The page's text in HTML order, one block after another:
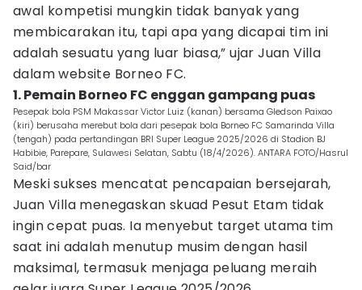
awal kompetisi mungkin tidak banyak yang
membicarakan itu, tapi apa yang dicapai tim ini
adalah sesuatu yang luar biasa,” ujar Juan Villa
dalam website Borneo FC.
1. Pemain Borneo FC enggan gampang puas
Pesepak bola PSM Makassar Victor Luiz (kanan) bersama Gledson Paixao
(kiri) berusaha merebut bola dari pesepak bola Borneo FC Samarinda Villa
(tengah) pada pertandingan BRI Super League 2025/2026 di Stadion BJ
Habibie, Parepare, Sulawesi Selatan, Sabtu (18/4/2026). ANTARA FOTO/Hasrul
Said/bar
Meski sukses mencatat pencapaian bersejarah,
Juan Villa menegaskan skuad Pesut Etam tidak
ingin cepat puas. Ia menyebut target utama tim
saat ini adalah menutup musim dengan hasil
maksimal, termasuk menjaga peluang meraih